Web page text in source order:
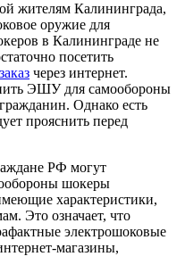
жителям Калининграда,
оружие для
в Калининграде не
посетить
через интернет.
ЭШУ для самообороны
Однако есть
прояснить перед
РФ могут
шокеры
характеристики,
Это означает, что
электрошоковые
магазины,